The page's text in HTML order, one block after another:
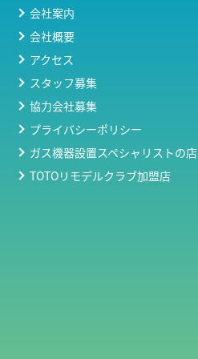
会社案内
会社概要
アクセス
スタッフ募集
協力会社募集
プライバシーポリシー
ガス機器設置スペシャリストの店
TOTOリモデルクラブ加盟店